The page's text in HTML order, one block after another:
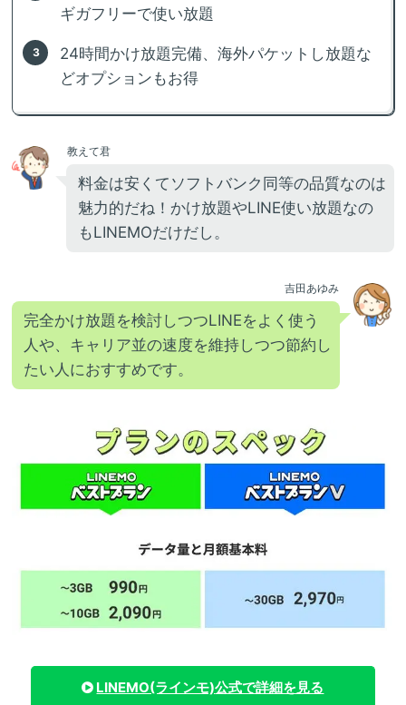
ギガフリーで使い放題
24時間かけ放題完備、海外パケットし放題な
どオプションもお得
教えて君
料金は安くてソフトバンク同等の品質なのは
魅力的だね！かけ放題やLINE使い放題なの
もLINEMOだけだし。
吉田あゆみ
完全かけ放題を検討しつつLINEをよく使う
人や、キャリア並の速度を維持しつつ節約し
たい人におすすめです。
LINEMO(ラインモ)公式で詳細を見る